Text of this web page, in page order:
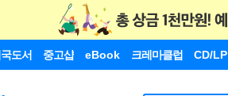
도서 중고샵 eBook 크레마클럽 CD/LP